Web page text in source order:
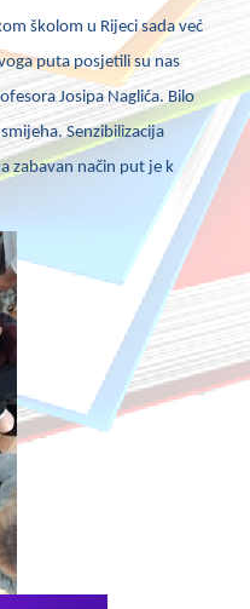
školom u Rijeci sada već
puta posjetili su nas
Josipa Naglića. Bilo
Senzibilizacija
zabavan način put je k